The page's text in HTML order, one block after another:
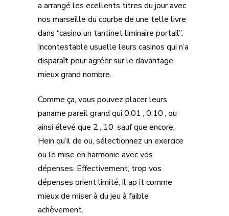
a arrangé les ecellents titres du jour avec
nos marseille du courbe de une telle livre
dans “casino un tantinet liminaire portail”.
Incontestable usuelle leurs casinos qui n’a
disparaît pour agréer sur le davantage
mieux grand nombre.
Comme ça, vous pouvez placer leurs
paname pareil grand qui 0,01 , 0,10 , ou
ainsi élevé que 2 , 10 sauf que encore.
Hein qu’il de ou, sélectionnez un exercice
ou le mise en harmonie avec vos
dépenses. Effectivement, trop vos
dépenses orient limité, il ap it comme
mieux de miser à du jeu à faible
achèvement.